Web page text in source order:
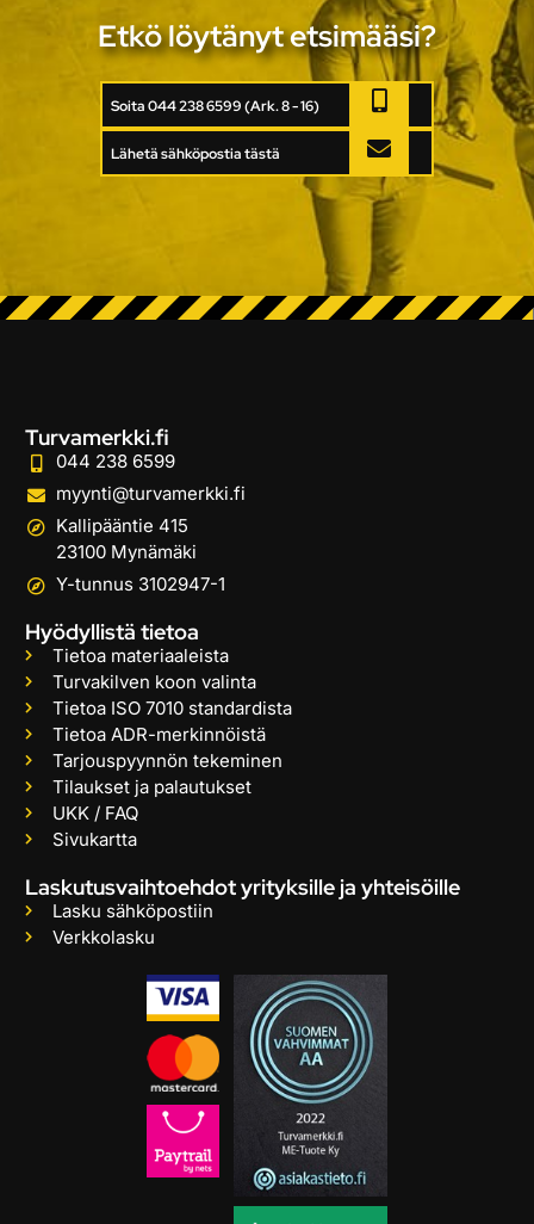
Etkö löytänyt etsimääsi?
Soita 044 238 6599 (Ark. 8 - 16)
Lähetä sähköpostia tästä
Turvamerkki.fi
044 238 6599
myynti@turvamerkki.fi
Kallipääntie 415
23100 Mynämäki
Y-tunnus 3102947-1
Hyödyllistä tietoa
Tietoa materiaaleista
Turvakilven koon valinta
Tietoa ISO 7010 standardista
Tietoa ADR-merkinnöistä
Tarjouspyynnön tekeminen
Tilaukset ja palautukset
UKK / FAQ
Sivukartta
Laskutusvaihtoehdot yrityksille ja yhteisöille
Lasku sähköpostiin
Verkkolasku